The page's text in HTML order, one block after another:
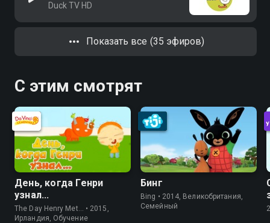
Duck TV HD
Показать все (35 эфиров)
С этим смотрят
День, когда Генри
узнал...
The Day Henry Met… • 2015,
Ирландия, Обучение
Бинг
Bing • 2014, Великобритания,
Семейный